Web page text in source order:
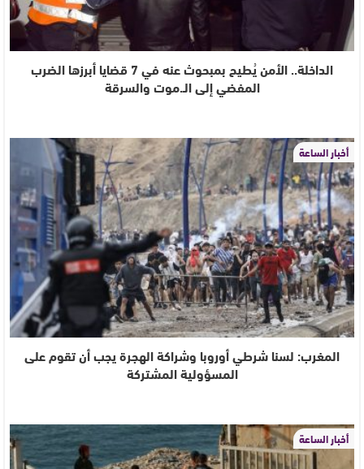
الداخلة.. الأمن يُطيح بمبحوث عنه في 7 قضايا أبرزها الضرب
المفضي إلى الـ.موت والسرقة
أخبار الساعة
المغرب: لسنا شرطي أوروبا وشراكة الهجرة يجب أن تقوم على
المسؤولية المشتركة
أخبار الساعة